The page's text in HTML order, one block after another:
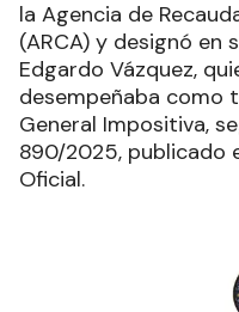
la Agencia de
(ARCA) y designó en
Edgardo Vázquez,
desempeñaba como
General Impositiva,
890/2025, publicado
Oficial.